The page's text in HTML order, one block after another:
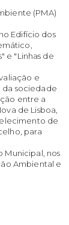
(PMA)
Edifício dos
e "Linhas de
e
da sociedade
entre a
de Lisboa,
de
para
nos
Ambiental e